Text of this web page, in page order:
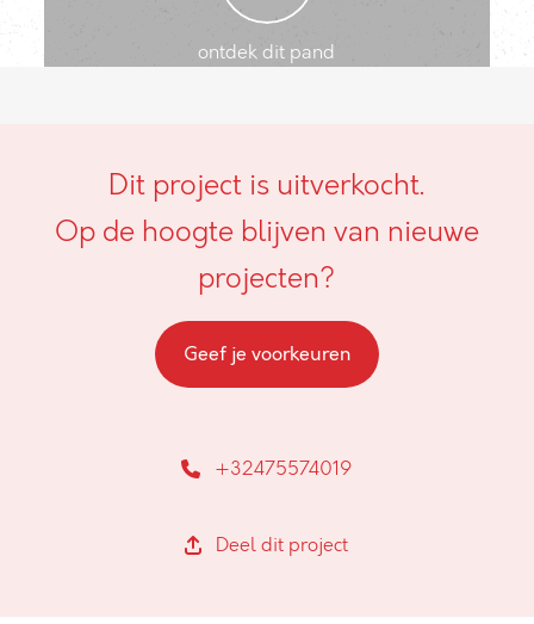
ontdek dit pand
Dit project is uitverkocht.
Op de hoogte blijven van nieuwe
projecten?
Geef je voorkeuren
+32475574019
Deel dit project